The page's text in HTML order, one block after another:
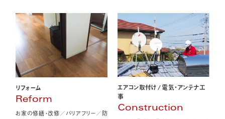
リフォーム
Reform
お家の修繕・改修／バリアフリー／防
エアコン取付け/電気・アンテナ工
事
Construction